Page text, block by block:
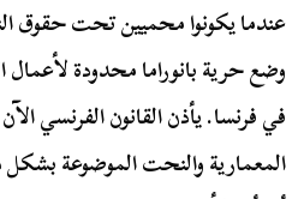
وضع حرية بانوراما محدودة لأعمال
في فرنسا. يأذن القانون الفرنسي
المعمارية والنحت الموضوعة بشكل